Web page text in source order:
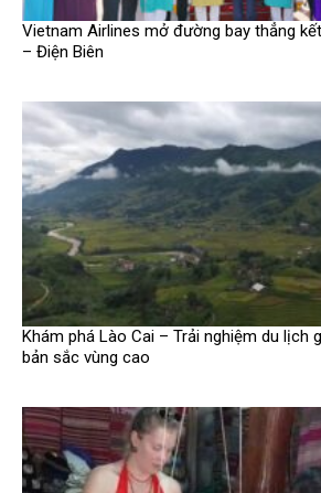
Vietnam Airlines mở đường bay thẳng
– Điện Biên
Khám phá Lào Cai – Trải nghiệm du lịch
bản sắc vùng cao